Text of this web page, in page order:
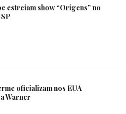
estreiam show “Origens” no
oficializam nos EUA
Warner